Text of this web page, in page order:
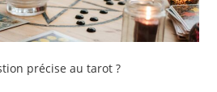
précise au tarot ?